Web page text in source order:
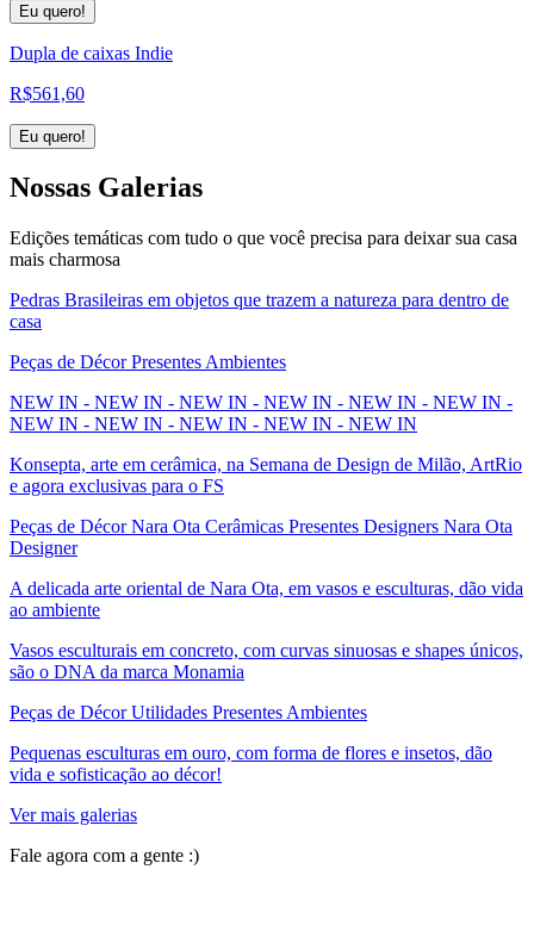
Eu quero!
Dupla de caixas Indie
R$561,60
Eu quero!
Nossas Galerias
Edições temáticas com tudo o que você precisa para deixar sua casa
mais charmosa
Pedras Brasileiras em objetos que trazem a natureza para dentro de
casa
Peças de Décor Presentes Ambientes
NEW IN - NEW IN - NEW IN - NEW IN - NEW IN - NEW IN -
NEW IN - NEW IN - NEW IN - NEW IN - NEW IN
Konsepta, arte em cerâmica, na Semana de Design de Milão, ArtRio
e agora exclusivas para o FS
Peças de Décor Nara Ota Cerâmicas Presentes Designers Nara Ota
Designer
A delicada arte oriental de Nara Ota, em vasos e esculturas, dão vida
ao ambiente
Vasos esculturais em concreto, com curvas sinuosas e shapes únicos,
são o DNA da marca Monamia
Peças de Décor Utilidades Presentes Ambientes
Pequenas esculturas em ouro, com forma de flores e insetos, dão
vida e sofisticação ao décor!
Ver mais galerias
Fale agora com a gente :)